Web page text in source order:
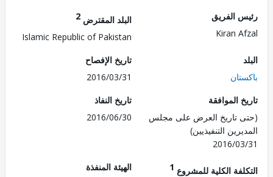
الفريق
Kiran
البلد المقترض
Islamic Republic of Pakistan
تاريخ الإفصاح
2016/03/31
الموافقة
تاريخ العرض على مجلس
التنفيذيين)
2016/
تاريخ النفاذ
2016/06/30
الكلية للمشروع1
الهيئة المنفذة